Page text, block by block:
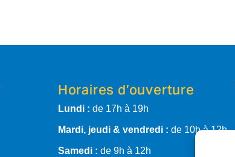
Horaires d’ouverture
Lundi : de 17h à 19h
Mardi, jeudi & vendredi : de 10h à 12h
Samedi : de 9h à 12h